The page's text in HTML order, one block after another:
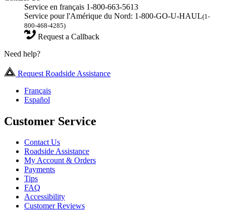
Service en français 1-800-663-5613
Service pour l'Amérique du Nord: 1-800-GO-U-HAUL(1-
800-468-4285)
Request a Callback
Need help?
Request Roadside Assistance
Français
Español
Customer Service
Contact Us
Roadside Assistance
My Account & Orders
Payments
Tips
FAQ
Accessibility
Customer Reviews